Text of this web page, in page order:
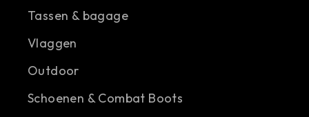
Tassen & bagage
Vlaggen
Outdoor
Schoenen & Combat Boots